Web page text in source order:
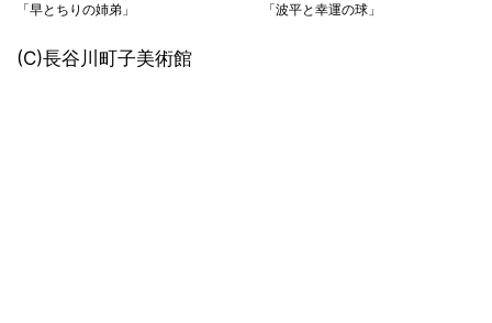
「早とちりの姉弟」 「波平と幸運の球」
(C)長谷川町子美術館